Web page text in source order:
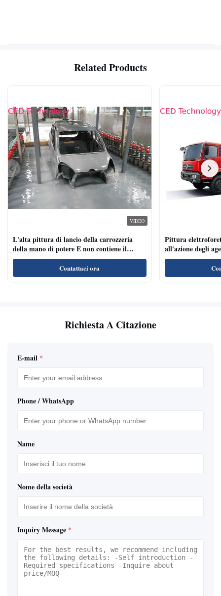
Related Products
VIDEO
L'alta pittura di lancio della carrozzeria
della mano di potere E non contiene il
metallo pesante
Contattaci ora
Pittura
all'azione degli
per i veicoli
Richiesta A Citazione
E-mail *
Phone / WhatsApp
Name
Nome della società
Inquiry Message *